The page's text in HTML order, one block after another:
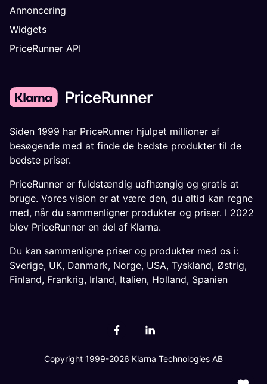
Annoncering
Widgets
PriceRunner API
Siden 1999 har PriceRunner hjulpet millioner af
besøgende med at finde de bedste produkter til de
bedste priser.
PriceRunner er fuldstændig uafhængig og gratis at
bruge. Vores vision er at være den, du altid kan regne
med, når du sammenligner produkter og priser. I 2022
blev PriceRunner en del af Klarna.
Du kan sammenligne priser og produkter med os i:
Sverige, UK, Danmark, Norge, USA, Tyskland, Østrig,
Finland, Frankrig, Irland, Italien, Holland, Spanien
Copyright 1999-2026 Klarna Technologies AB